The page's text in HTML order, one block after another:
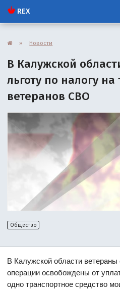
REX
» Новости
В Калужской
льготу по налогу
ветеранов СВО
Общество
В Калужской области
операции освобождены от
одно транспортное средство